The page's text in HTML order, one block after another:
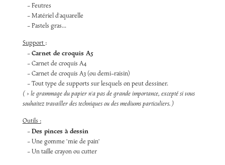
- Feutres
- Matériel d'aquarelle
- Pastels gras...
Support :
-Carnet de croquis A5
- Carnet de croquis A4
- Carnet de croquis A3 (ou demi-raisin)
- Tout type de supports sur lesquels on peut dessiner.
( > le grammage du papier n'a pas de grande importance, excepté si vous
souhaitez travailler des techniques ou des mediums particuliers. )
Outils :
-Des pinces à dessin
- Une gomme "mie de pain"
- Un taille crayon ou cutter